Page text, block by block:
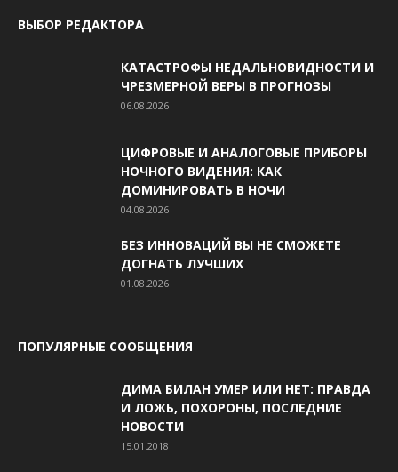
ВЫБОР РЕДАКТОРА
КАТАСТРОФЫ НЕДАЛЬНОВИДНОСТИ И
ЧРЕЗМЕРНОЙ ВЕРЫ В ПРОГНОЗЫ
06.08.2026
ЦИФРОВЫЕ И АНАЛОГОВЫЕ ПРИБОРЫ
НОЧНОГО ВИДЕНИЯ: КАК
ДОМИНИРОВАТЬ В НОЧИ
04.08.2026
БЕЗ ИННОВАЦИЙ ВЫ НЕ СМОЖЕТЕ
ДОГНАТЬ ЛУЧШИХ
01.08.2026
ПОПУЛЯРНЫЕ СООБЩЕНИЯ
ДИМА БИЛАН УМЕР ИЛИ НЕТ: ПРАВДА
И ЛОЖЬ, ПОХОРОНЫ, ПОСЛЕДНИЕ
НОВОСТИ
15.01.2018